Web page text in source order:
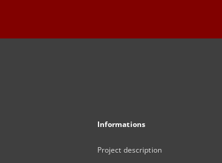
Informations
Project description